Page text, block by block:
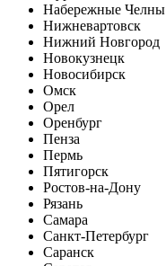
Набережные Челны
Нижневартовск
Нижний Новгород
Новокузнецк
Новосибирск
Омск
Орел
Оренбург
Пенза
Пермь
Пятигорск
Ростов-на-Дону
Рязань
Самара
Санкт-Петербург
Саранск